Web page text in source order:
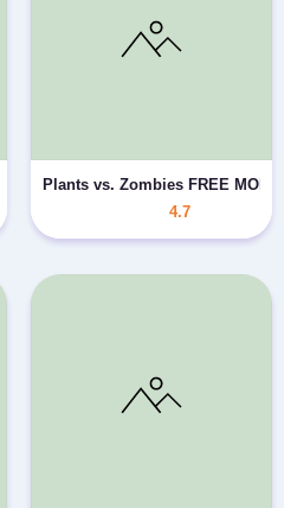
жизней/бустеров
Plants vs. Zombies FREE MOD
4.7